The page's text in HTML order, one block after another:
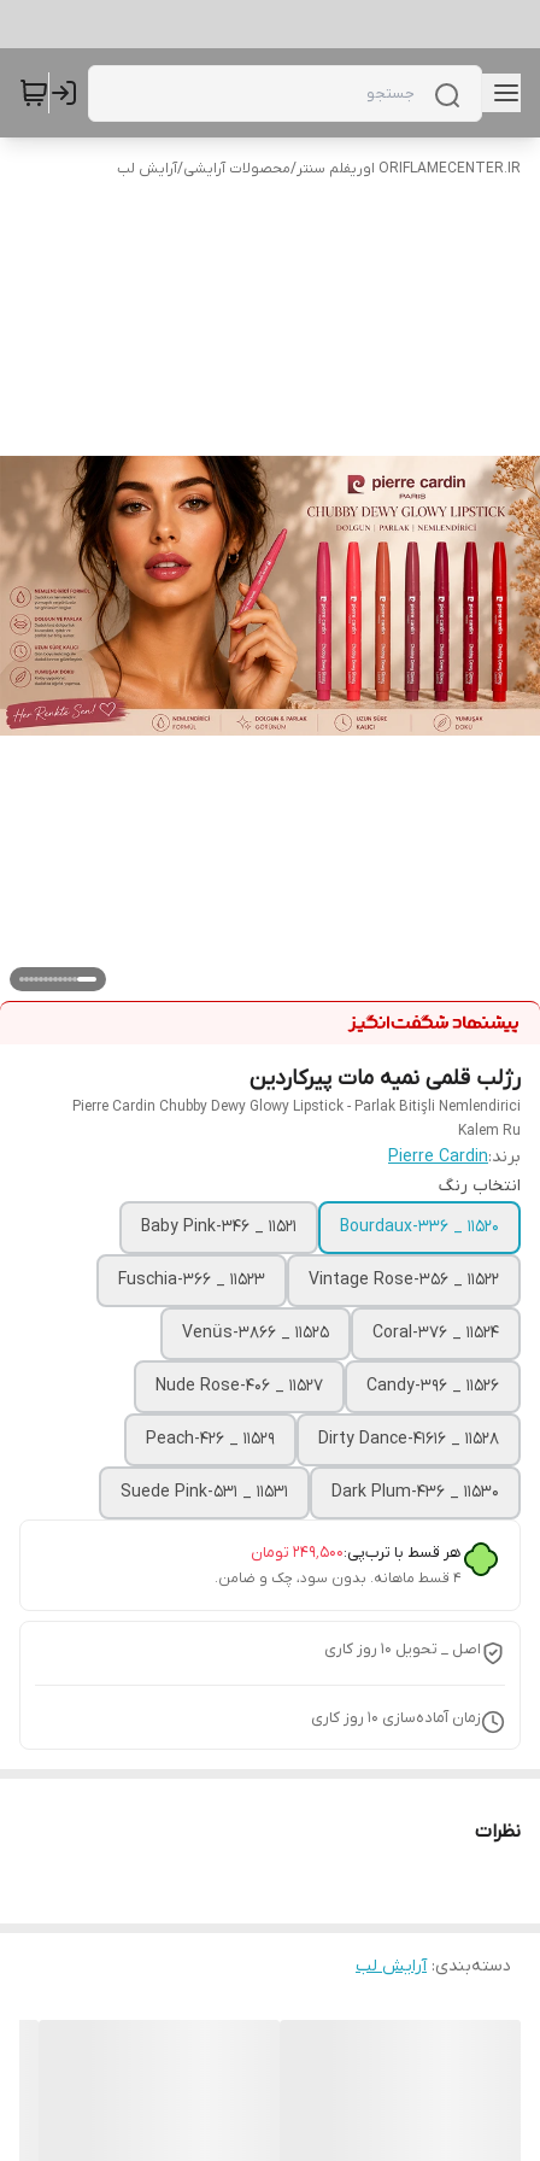
ORIFLAMECENTER.IR اوریفلم سنتر /محصولات آرایشی/آرایش لب
رژلب قلمی نمیه مات پیرکاردین
Pierre Cardin Chubby Dewy Glowy Lipstick - Parlak Bitişli Nemlendirici
Kalem Ru
برند:Pierre Cardin
انتخاب رنگ
Bourdaux-336 _ 11520
Baby Pink-346 _ 11521
Vintage Rose-356 _ 11522
Fuschia-366 _ 11523
Coral-376 _ 11524
Venüs-3866 _ 11525
Candy-396 _ 11526
Nude Rose-406 _ 11527
Dirty Dance-41616 _ 11528
Peach-426 _ 11529
Dark Plum-436 _ 11530
Suede Pink-531 _ 11531
هر قسط با ترب‌پی:۲۴۹٬۵۰۰ تومان
۴ قسط ماهانه. بدون سود، چک و ضامن.
اصل _ تحویل ۱۰ روز کاری
زمان آماده‌سازی 10 روز کاری
نظرات
دسته‌بندی:آرایش لب